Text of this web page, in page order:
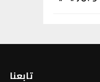
تابعنا